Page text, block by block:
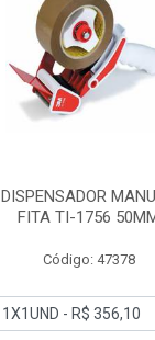
DISPENSADOR
FITA TI-1756
Código: 47378